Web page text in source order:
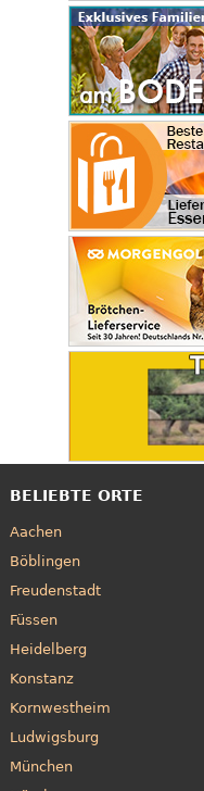
BELIEBTE ORTE
Aachen
Böblingen
Freudenstadt
Füssen
Heidelberg
Konstanz
Kornwestheim
Ludwigsburg
München